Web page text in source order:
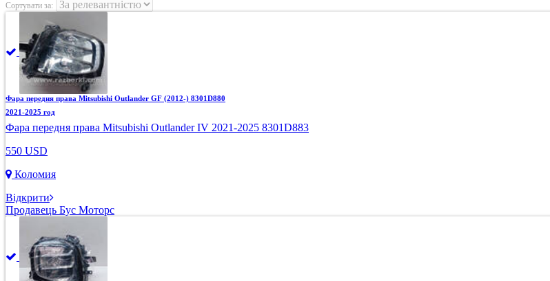
Сортувати за:
Фара передня права Mitsubishi Outlander GF (2012-) 8301D880
2021-2025 год
Фара передня права Mitsubishi Outlander IV 2021-2025 8301D883
550 USD
Коломия
Відкрити
Продавець Бус Моторс